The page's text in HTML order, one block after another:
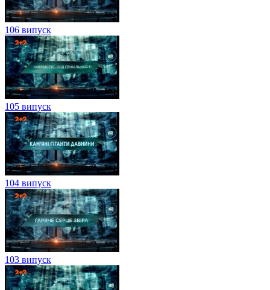
106 випуск
105 випуск
104 випуск
103 випуск